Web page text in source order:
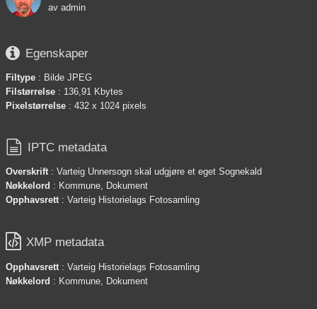
av admin
 Egenskaper
Filtype : Bilde JPEG
Filstørrelse : 136,91 Kbytes
Pixelstørrelse : 432 x 1024 pixels
 IPTC metadata
Overskrift: Varteig Unnersogn skal udgjøre et eget Sognekald
Nøkkelord : Kommune, Dokument
Opphavsrett: Varteig Historielags Fotosamling
 XMP metadata
Opphavsrett: Varteig Historielags Fotosamling
Nøkkelord : Kommune, Dokument